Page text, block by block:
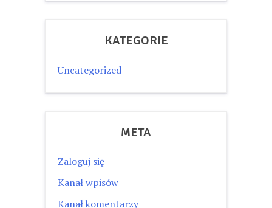
KATEGORIE
Uncategorized
META
Zaloguj się
Kanał wpisów
Kanał komentarzy